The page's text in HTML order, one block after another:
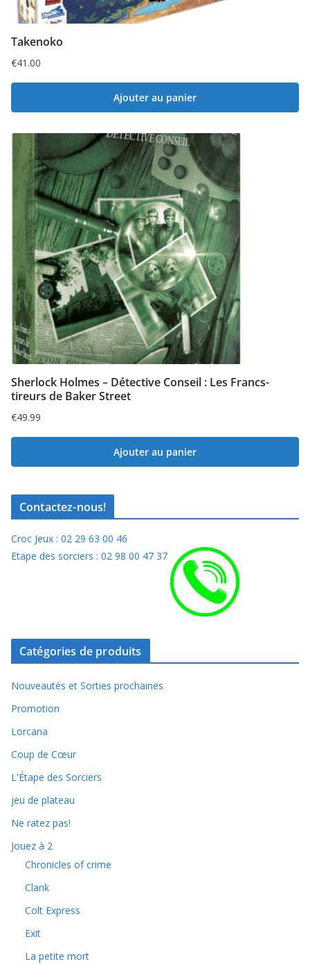
Takenoko
€41.00
Ajouter au panier
Sherlock Holmes – Détective Conseil : Les Francs-
tireurs de Baker Street
€49.99
Ajouter au panier
Contactez-nous!
Croc Jeux : 02 29 63 00 46
Etape des sorciers : 02 98 00 47 37
Catégories de produits
Nouveautés et Sorties prochaines
Promotion
Lorcana
Coup de Cœur
L'Étape des Sorciers
jeu de plateau
Ne ratez pas!
Jouez à 2
Chronicles of crime
Clank
Colt Express
Exit
La petite mort